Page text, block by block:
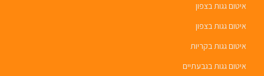
איטום גגות בצפון
איטום גגות בצפון
איטום גגות בקריות
איטום גגות בגבעתיים